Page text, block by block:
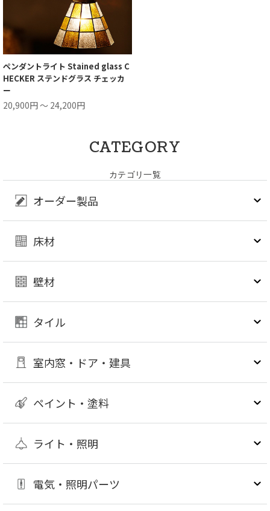
ペンダントライト Stained glass C
HECKER ステンドグラス チェッカ
ー
20,900円 ～ 24,200円
CATEGORY
カテゴリ一覧
オーダー製品
床材
壁材
タイル
室内窓・ドア・建具
ペイント・塗料
ライト・照明
電気・照明パーツ